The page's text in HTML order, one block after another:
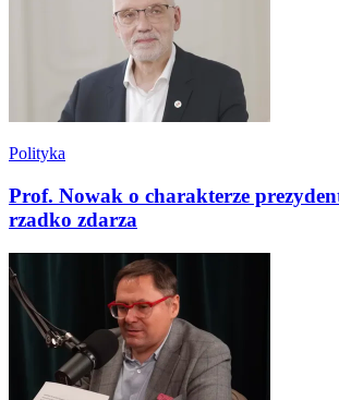
Polityka
Prof. Nowak o charakterze
rzadko zdarza